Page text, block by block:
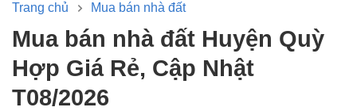
Trang chủ Mua bán nhà đất
Mua bán nhà đất Huyện Quỳ
Hợp Giá Rẻ, Cập Nhật
T08/2026